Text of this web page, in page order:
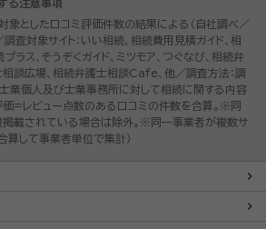
る注意事項
象とした口コミ評価件数の結果による（自社調べ／
対象サイト：いい相続、相続費用見積ガイド、相
ラス、そうぞくガイド、ミツモア、つぐなび、相続弁
相談広場、相続弁護士相談Cafe、他／調査方法：調
士業個人及び士業事務所に対して相続に関する内容
=レビュー点数のある口コミの件数を合算。※同
載されている場合は除外。※同一事業者が複数サ
算して事業者単位で集計）